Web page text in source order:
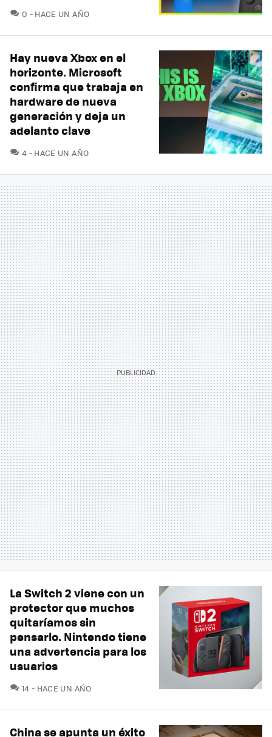
0 COMENTARIOS
HACE UN AÑO
Hay nueva Xbox en el
horizonte. Microsoft
confirma que trabaja en
hardware de nueva
generación y deja un
adelanto clave
4 COMENTARIOS
HACE UN AÑO
La Switch 2 viene con un
protector que muchos
quitaríamos sin
pensarlo. Nintendo tiene
una advertencia para los
usuarios
14 COMENTARIOS
HACE UN AÑO
China se apunta un éxito